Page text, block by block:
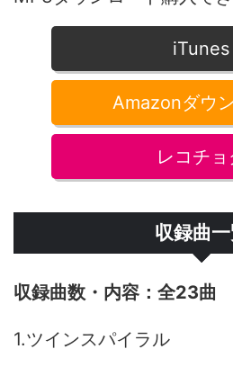
iTunes
Amazonダウ
レコチョ
収録曲
全23曲
1.ツインスパイラル